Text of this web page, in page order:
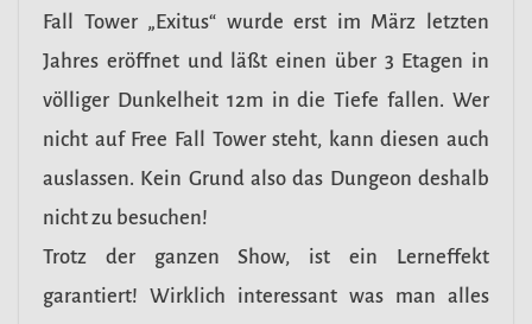
Fall Tower „Exitus“ wurde erst im März letzten
Jahres eröffnet und läßt einen über 3 Etagen in
völliger Dunkelheit 12m in die Tiefe fallen. Wer
nicht auf Free Fall Tower steht, kann diesen auch
auslassen. Kein Grund also das Dungeon deshalb
nicht zu besuchen!
Trotz der ganzen Show, ist ein Lerneffekt
garantiert! Wirklich interessant was man alles